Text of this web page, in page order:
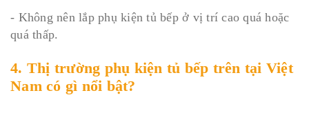
- Không nên lắp phụ kiện tủ bếp ở vị trí cao quá hoặc
quá thấp.
4. Thị trường phụ kiện tủ bếp trên tại Việt
Nam có gì nổi bật?